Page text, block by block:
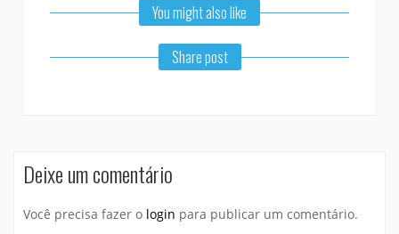
You might also like
Share post
Deixe um comentário
Você precisa fazer o login para publicar um comentário.